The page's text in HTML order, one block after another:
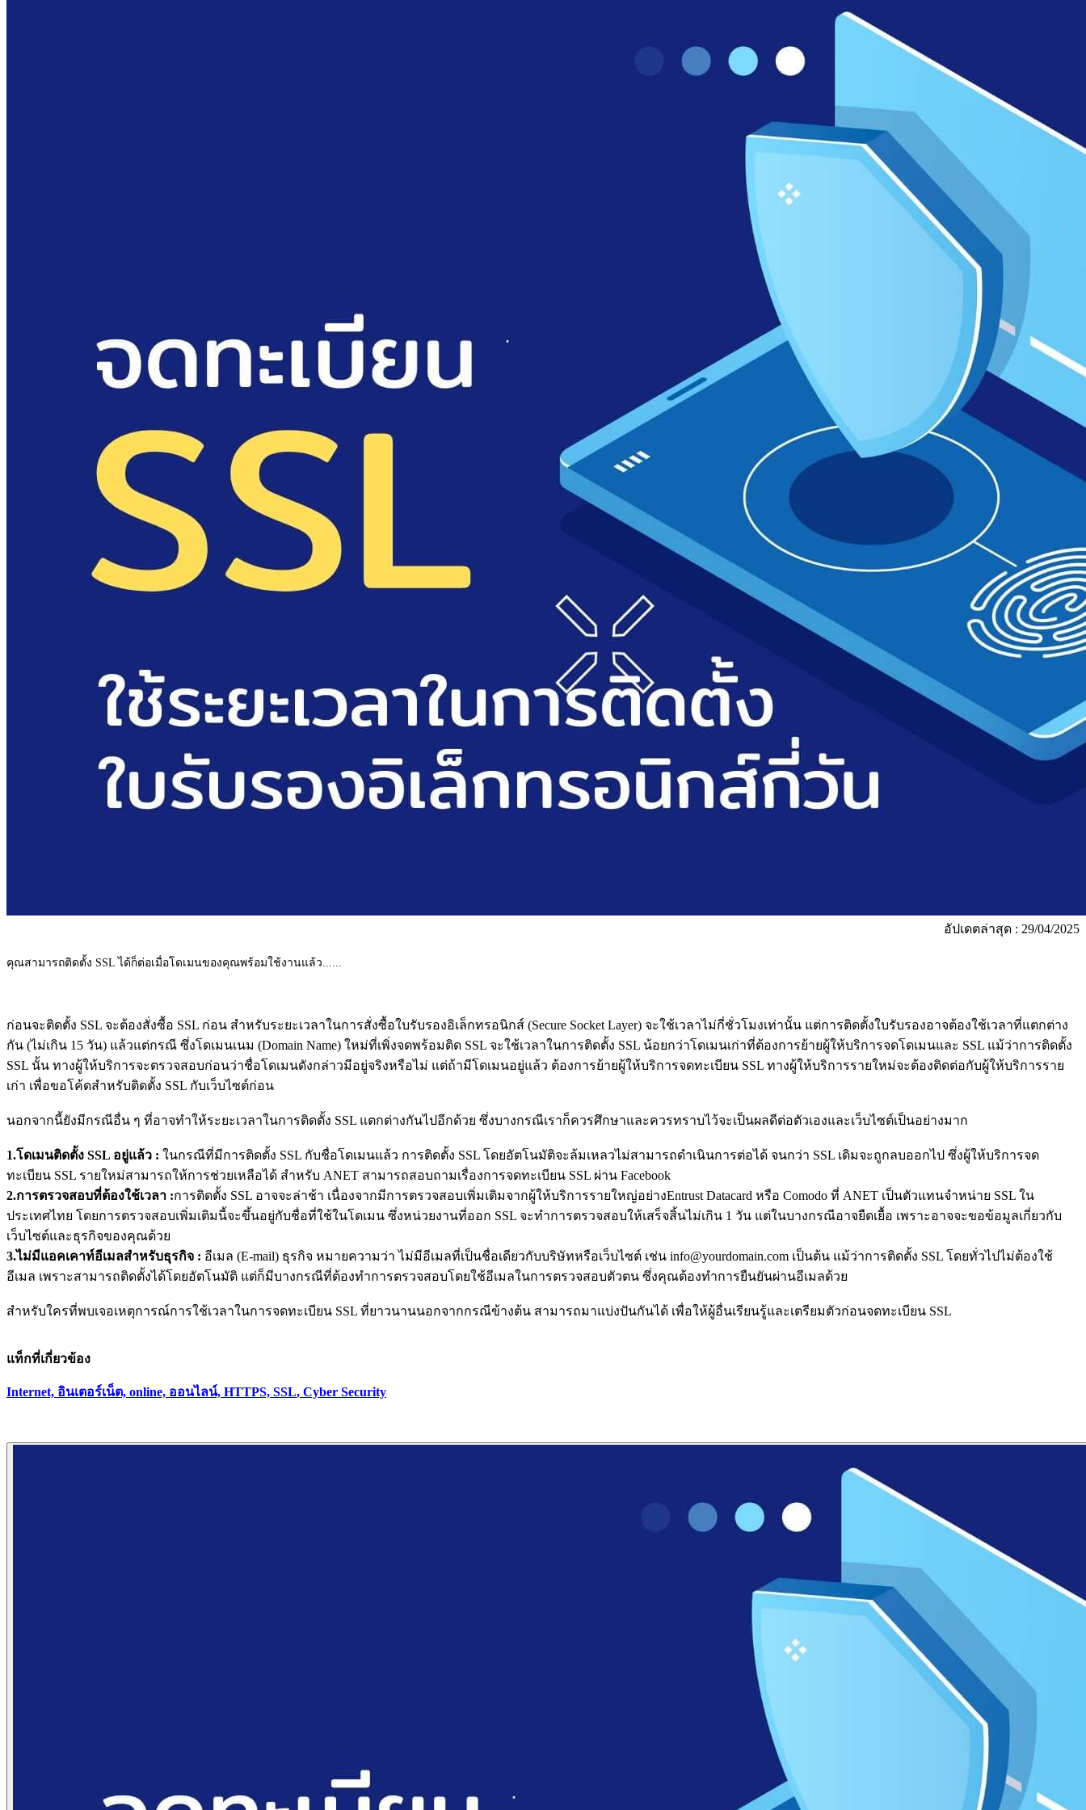
อัปเดตล่าสุด : 29/04/2025
คุณสามารถติดตั้ง SSL ได้ก็ต่อเมื่อโดเมนของคุณพร้อมใช้งานแล้ว......
ก่อนจะติดตั้ง SSL จะต้องสั่งซื้อ SSL ก่อน สำหรับระยะเวลาในการสั่งซื้อใบรับรองอิเล็กทรอนิกส์ (Secure Socket Layer) จะใช้เวลาไม่กี่ชั่วโมงเท่านั้น แต่การติดตั้งใบรับรองอาจต้องใช้เวลาที่แตกต่าง
กัน (ไม่เกิน 15 วัน) แล้วแต่กรณี ซึ่งโดเมนเนม (Domain Name) ใหม่ที่เพิ่งจดพร้อมติด SSL จะใช้เวลาในการติดตั้ง SSL น้อยกว่าโดเมนเก่าที่ต้องการย้ายผู้ให้บริการจดโดเมนและ SSL แม้ว่าการติดตั้ง
SSL นั้น ทางผู้ให้บริการจะตรวจสอบก่อนว่าชื่อโดเมนดังกล่าวมีอยู่จริงหรือไม่ แต่ถ้ามีโดเมนอยู่แล้ว ต้องการย้ายผู้ให้บริการจดทะเบียน SSL ทางผู้ให้บริการรายใหม่จะต้องติดต่อกับผู้ให้บริการราย
เก่า เพื่อขอโค้ดสำหรับติดตั้ง SSL กับเว็บไซต์ก่อน
นอกจากนี้ยังมีกรณีอื่น ๆ ที่อาจทำให้ระยะเวลาในการติดตั้ง SSL แตกต่างกันไปอีกด้วย ซึ่งบางกรณีเราก็ควรศึกษาและควรทราบไว้จะเป็นผลดีต่อตัวเองและเว็บไซต์เป็นอย่างมาก
1.โดเมนติดตั้ง SSL อยู่แล้ว : ในกรณีที่มีการติดตั้ง SSL กับชื่อโดเมนแล้ว การติดตั้ง SSL โดยอัตโนมัติจะล้มเหลวไม่สามารถดำเนินการต่อได้ จนกว่า SSL เดิมจะถูกลบออกไป ซึ่งผู้ให้บริการจด
ทะเบียน SSL รายใหม่สามารถให้การช่วยเหลือได้ สำหรับ ANET สามารถสอบถามเรื่องการจดทะเบียน SSL ผ่าน Facebook
2.การตรวจสอบที่ต้องใช้เวลา :การติดตั้ง SSL อาจจะล่าช้า เนื่องจากมีการตรวจสอบเพิ่มเติมจากผู้ให้บริการรายใหญ่อย่างEntrust Datacard หรือ Comodo ที่ ANET เป็นตัวแทนจำหน่าย SSL ใน
ประเทศไทย โดยการตรวจสอบเพิ่มเติมนี้จะขึ้นอยู่กับชื่อที่ใช้ในโดเมน ซึ่งหน่วยงานที่ออก SSL จะทำการตรวจสอบให้เสร็จสิ้นไม่เกิน 1 วัน แต่ในบางกรณีอาจยืดเยื้อ เพราะอาจจะขอข้อมูลเกี่ยวกับ
เว็บไซต์และธุรกิจของคุณด้วย
3.ไม่มีแอคเคาท์อีเมลสำหรับธุรกิจ : อีเมล (E-mail) ธุรกิจ หมายความว่า ไม่มีอีเมลที่เป็นชื่อเดียวกับบริษัทหรือเว็บไซต์ เช่น info@yourdomain.com เป็นต้น แม้ว่าการติดตั้ง SSL โดยทั่วไปไม่ต้องใช้
อีเมล เพราะสามารถติดตั้งได้โดยอัตโนมัติ แต่ก็มีบางกรณีที่ต้องทำการตรวจสอบโดยใช้อีเมลในการตรวจสอบตัวตน ซึ่งคุณต้องทำการยืนยันผ่านอีเมลด้วย
สำหรับใครที่พบเจอเหตุการณ์การใช้เวลาในการจดทะเบียน SSL ที่ยาวนานนอกจากกรณีข้างต้น สามารถมาแบ่งปันกันได้ เพื่อให้ผู้อื่นเรียนรู้และเตรียมตัวก่อนจดทะเบียน SSL
แท็กที่เกี่ยวข้อง
Internet, อินเตอร์เน็ต, online, ออนไลน์, HTTPS, SSL, Cyber Security